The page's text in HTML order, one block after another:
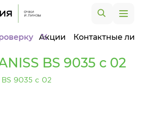
Акции Контактные
BS 9035 c 02